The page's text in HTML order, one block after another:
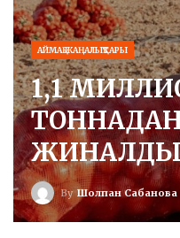
АЙМАҚ ЖАҢАЛЫҚТАРЫ
1,1
ByШолпан Сабанова